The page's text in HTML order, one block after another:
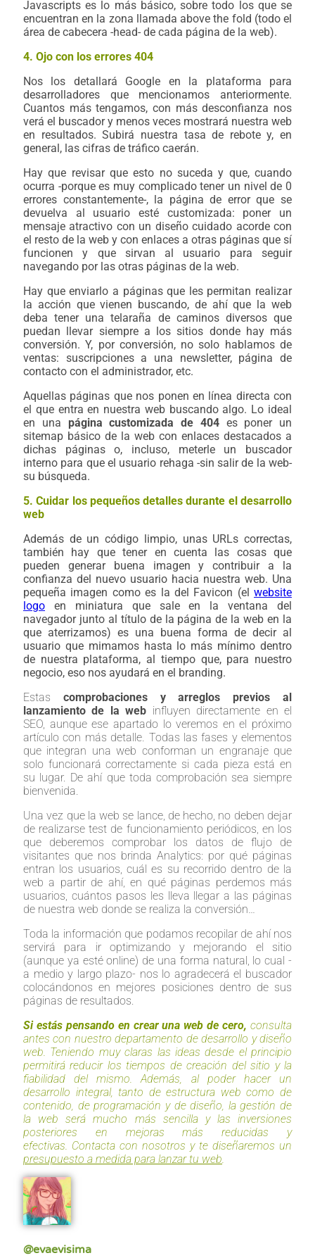
Javascripts es lo más básico, sobre todo los que se
encuentran en la zona llamada above the fold (todo el
área de cabecera -head- de cada página de la web).
4. Ojo con los errores 404
Nos los detallará Google en la plataforma para
desarrolladores que mencionamos anteriormente.
Cuantos más tengamos, con más desconfianza nos
verá el buscador y menos veces mostrará nuestra web
en resultados. Subirá nuestra tasa de rebote y, en
general, las cifras de tráfico caerán.
Hay que revisar que esto no suceda y que, cuando
ocurra -porque es muy complicado tener un nivel de 0
errores constantemente-, la página de error que se
devuelva al usuario esté customizada: poner un
mensaje atractivo con un diseño cuidado acorde con
el resto de la web y con enlaces a otras páginas que sí
funcionen y que sirvan al usuario para seguir
navegando por las otras páginas de la web.
Hay que enviarlo a páginas que les permitan realizar
la acción que vienen buscando, de ahí que la web
deba tener una telaraña de caminos diversos que
puedan llevar siempre a los sitios donde hay más
conversión. Y, por conversión, no solo hablamos de
ventas: suscripciones a una newsletter, página de
contacto con el administrador, etc.
Aquellas páginas que nos ponen en línea directa con
el que entra en nuestra web buscando algo. Lo ideal
en una página customizada de 404es poner un
sitemap básico de la web con enlaces destacados a
dichas páginas o, incluso, meterle un buscador
interno para que el usuario rehaga -sin salir de la web-
su búsqueda.
5. Cuidar los pequeños detalles durante el desarrollo
web
Además de un código limpio, unas URLs correctas,
también hay que tener en cuenta las cosas que
pueden generar buena imagen y contribuir a la
confianza del nuevo usuario hacia nuestra web. Una
pequeña imagen como es la del Favicon (el website
logo en miniatura que sale en la ventana del
navegador junto al título de la página de la web en la
que aterrizamos) es una buena forma de decir al
usuario que mimamos hasta lo más mínimo dentro
de nuestra plataforma, al tiempo que, para nuestro
negocio, eso nos ayudará en el branding.
Estas comprobaciones y arreglos previos al
lanzamiento de la web influyen directamente en el
SEO, aunque ese apartado lo veremos en el próximo
artículo con más detalle. Todas las fases y elementos
que integran una web conforman un engranaje que
solo funcionará correctamente si cada pieza está en
su lugar. De ahí que toda comprobación sea siempre
bienvenida.
Una vez que la web se lance, de hecho, no deben dejar
de realizarse test de funcionamiento periódicos, en los
que deberemos comprobar los datos de flujo de
visitantes que nos brinda Analytics: por qué páginas
entran los usuarios, cuál es su recorrido dentro de la
web a partir de ahí, en qué páginas perdemos más
usuarios, cuántos pasos les lleva llegar a las páginas
de nuestra web donde se realiza la conversión…
Toda la información que podamos recopilar de ahí nos
servirá para ir optimizando y mejorando el sitio
(aunque ya esté online) de una forma natural, lo cual -
a medio y largo plazo- nos lo agradecerá el buscador
colocándonos en mejores posiciones dentro de sus
páginas de resultados.
Si estás pensando en crear una web de cero, consulta
antes con nuestro departamento de desarrollo y diseño
web. Teniendo muy claras las ideas desde el principio
permitirá reducir los tiempos de creación del sitio y la
fiabilidad del mismo. Además, al poder hacer un
desarrollo integral, tanto de estructura web como de
contenido, de programación y de diseño, la gestión de
la web será mucho más sencilla y las inversiones
posteriores en mejoras más reducidas y
efectivas. Contacta con nosotros y te diseñaremos un
presupuesto a medida para lanzar tu web
@evaevisima